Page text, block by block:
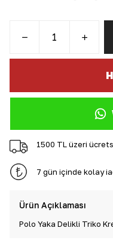
1500 TL üzeri
7 gün içinde kolay
Ürün Açıklaması
Polo Yaka Delikli Triko